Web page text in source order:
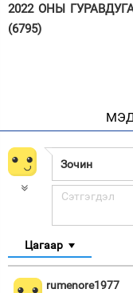
2022 ОНЫ
(6795)
Цагаар
rumenore1977